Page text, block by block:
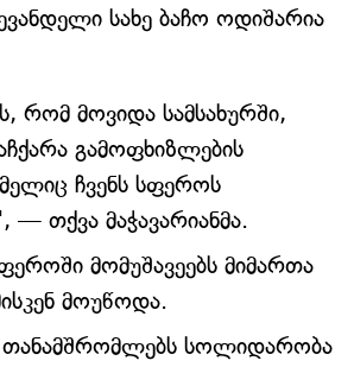
სახე ბაჩო ოდიშარია
რომ მოვიდა სამსახურში,
გამოფხიზლების
ჩვენს სფეროს
თქვა მაჭავარიანმა.
მომუშავეებს მიმართა
მოუწოდა.
თანამშრომლებს სოლიდარობა